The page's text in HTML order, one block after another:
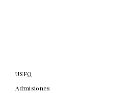
USFQ
Admisiones